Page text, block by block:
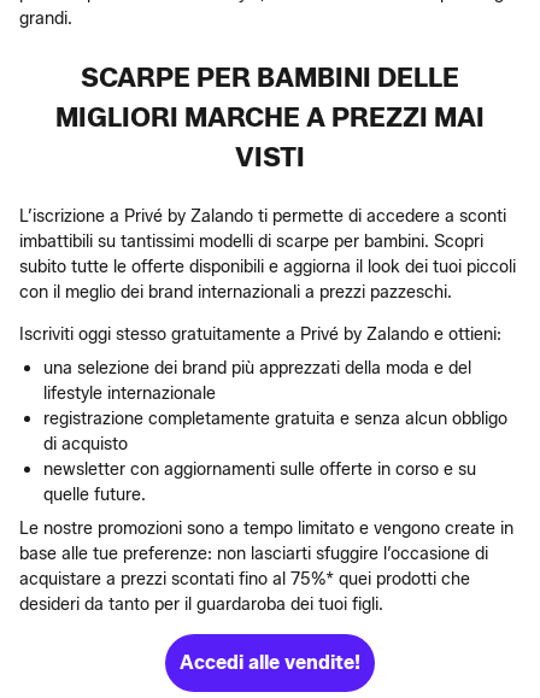
grandi.
SCARPE PER BAMBINI DELLE
MIGLIORI MARCHE A PREZZI MAI
VISTI
L’iscrizione a Privé by Zalando ti permette di accedere a sconti
imbattibili su tantissimi modelli di scarpe per bambini. Scopri
subito tutte le offerte disponibili e aggiorna il look dei tuoi piccoli
con il meglio dei brand internazionali a prezzi pazzeschi.
Iscriviti oggi stesso gratuitamente a Privé by Zalando e ottieni:
una selezione dei brand più apprezzati della moda e del
lifestyle internazionale
registrazione completamente gratuita e senza alcun obbligo
di acquisto
newsletter con aggiornamenti sulle offerte in corso e su
quelle future.
Le nostre promozioni sono a tempo limitato e vengono create in
base alle tue preferenze: non lasciarti sfuggire l’occasione di
acquistare a prezzi scontati fino al 75%* quei prodotti che
desideri da tanto per il guardaroba dei tuoi figli.
Accedi alle vendite!